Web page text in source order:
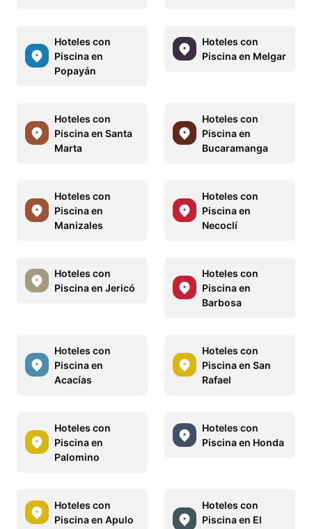
Hoteles con
Piscina en
Popayán
Hoteles con
Piscina en Melgar
Hoteles con
Piscina en Santa
Marta
Hoteles con
Piscina en
Bucaramanga
Hoteles con
Piscina en
Manizales
Hoteles con
Piscina en
Necoclí
Hoteles con
Piscina en Jericó
Hoteles con
Piscina en
Barbosa
Hoteles con
Piscina en
Acacías
Hoteles con
Piscina en San
Rafael
Hoteles con
Piscina en
Palomino
Hoteles con
Piscina en Honda
Hoteles con
Piscina en Apulo
Hoteles con
Piscina en El